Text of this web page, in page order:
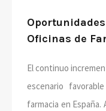
Oficinas de
El continuo
escenario
farmacia en